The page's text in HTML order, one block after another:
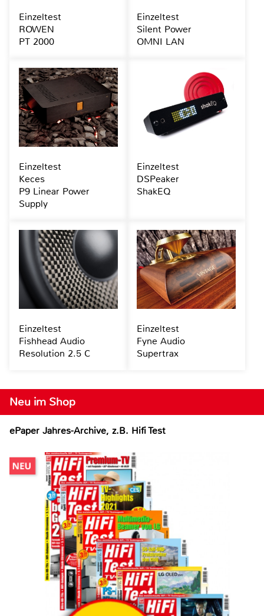
Neu im Shop
ePaper Jahres-Archive, z.B. Hifi Test
Einzeltest
ROWEN
PT 2000
Einzeltest
Silent Power
OMNI LAN
Einzeltest
Keces
P9 Linear Power
Supply
Einzeltest
DSPeaker
ShakEQ
Einzeltest
Fishhead Audio
Resolution 2.5 C
Einzeltest
Fyne Audio
Supertrax